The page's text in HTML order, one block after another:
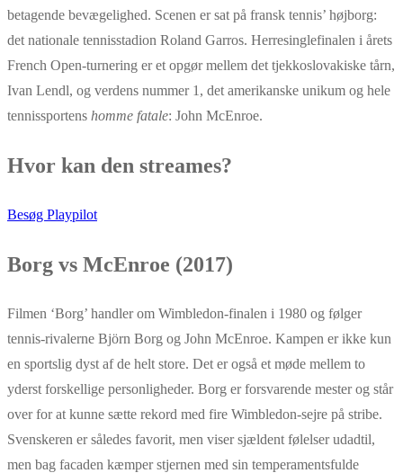
betagende bevægelighed. Scenen er sat på fransk tennis’ højborg:
det nationale tennisstadion Roland Garros. Herresinglefinalen i årets
French Open-turnering er et opgør mellem det tjekkoslovakiske tårn,
Ivan Lendl, og verdens nummer 1, det amerikanske unikum og hele
tennissportens homme fatale: John McEnroe.
Hvor kan den streames?
Besøg Playpilot
Borg vs McEnroe (2017)
Filmen ‘Borg’ handler om Wimbledon-finalen i 1980 og følger
tennis-rivalerne Björn Borg og John McEnroe. Kampen er ikke kun
en sportslig dyst af de helt store. Det er også et møde mellem to
yderst forskellige personligheder. Borg er forsvarende mester og står
over for at kunne sætte rekord med fire Wimbledon-sejre på stribe.
Svenskeren er således favorit, men viser sjældent følelser udadtil,
men bag facaden kæmper stjernen med sin temperamentsfulde